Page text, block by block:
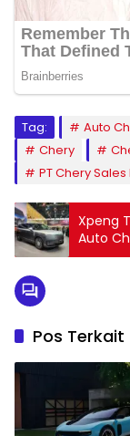
Tag: Auto
Chery
PT Chery
Xpeng
Auto
Robot
Pos Terkait